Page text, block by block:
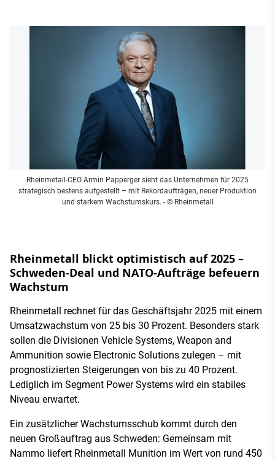
Rheinmetall-CEO Armin Papperger sieht das Unternehmen für 2025
strategisch bestens aufgestellt – mit Rekordaufträgen, neuer Produktion
und starkem Wachstumskurs. - © Rheinmetall
Rheinmetall blickt optimistisch auf 2025 –
Schweden-Deal und NATO-Aufträge befeuern
Wachstum
Rheinmetall rechnet für das Geschäftsjahr 2025 mit einem
Umsatzwachstum von 25 bis 30 Prozent. Besonders stark
sollen die Divisionen Vehicle Systems, Weapon and
Ammunition sowie Electronic Solutions zulegen – mit
prognostizierten Steigerungen von bis zu 40 Prozent.
Lediglich im Segment Power Systems wird ein stabiles
Niveau erwartet.
Ein zusätzlicher Wachstumsschub kommt durch den
neuen Großauftrag aus Schweden: Gemeinsam mit
Nammo liefert Rheinmetall Munition im Wert von rund 450